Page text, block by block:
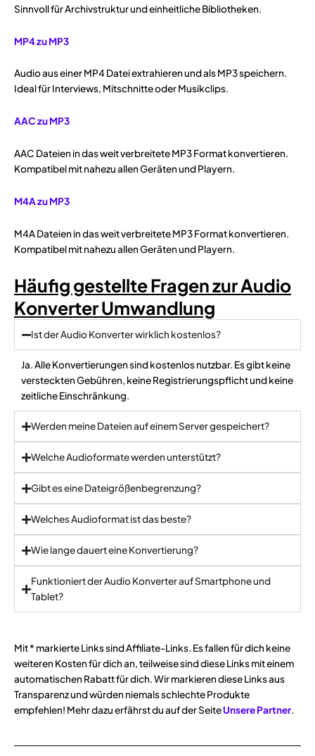
Sinnvoll für Archivstruktur und einheitliche Bibliotheken.
MP4 zu MP3
Audio aus einer MP4 Datei extrahieren und als MP3 speichern.
Ideal für Interviews, Mitschnitte oder Musikclips.
AAC zu MP3
AAC Dateien in das weit verbreitete MP3 Format konvertieren.
Kompatibel mit nahezu allen Geräten und Playern.
M4A zu MP3
M4A Dateien in das weit verbreitete MP3 Format konvertieren.
Kompatibel mit nahezu allen Geräten und Playern.
Häufig gestellte Fragen zur Audio
Konverter Umwandlung
Ist der Audio Konverter wirklich kostenlos?
Ja. Alle Konvertierungen sind kostenlos nutzbar. Es gibt keine
versteckten Gebühren, keine Registrierungspflicht und keine
zeitliche Einschränkung.
Werden meine Dateien auf einem Server gespeichert?
Welche Audioformate werden unterstützt?
Gibt es eine Dateigrößenbegrenzung?
Welches Audioformat ist das beste?
Wie lange dauert eine Konvertierung?
Funktioniert der Audio Konverter auf Smartphone und
Tablet?
Mit * markierte Links sind Affiliate-Links. Es fallen für dich keine
weiteren Kosten für dich an, teilweise sind diese Links mit einem
automatischen Rabatt für dich. Wir markieren diese Links aus
Transparenz und würden niemals schlechte Produkte
empfehlen! Mehr dazu erfährst du auf der SeiteUnsere Partner.